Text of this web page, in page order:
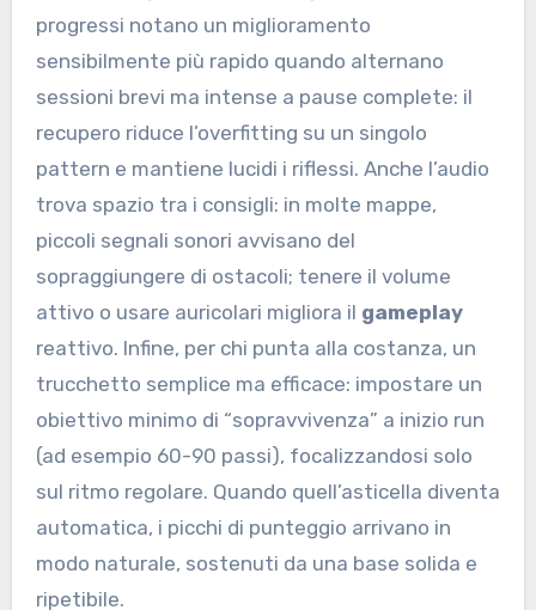
progressi notano un miglioramento
sensibilmente più rapido quando alternano
sessioni brevi ma intense a pause complete: il
recupero riduce l’overfitting su un singolo
pattern e mantiene lucidi i riflessi. Anche l’audio
trova spazio tra i consigli: in molte mappe,
piccoli segnali sonori avvisano del
sopraggiungere di ostacoli; tenere il volume
attivo o usare auricolari migliora il gameplay
reattivo. Infine, per chi punta alla costanza, un
trucchetto semplice ma efficace: impostare un
obiettivo minimo di “sopravvivenza” a inizio run
(ad esempio 60-90 passi), focalizzandosi solo
sul ritmo regolare. Quando quell’asticella diventa
automatica, i picchi di punteggio arrivano in
modo naturale, sostenuti da una base solida e
ripetibile.